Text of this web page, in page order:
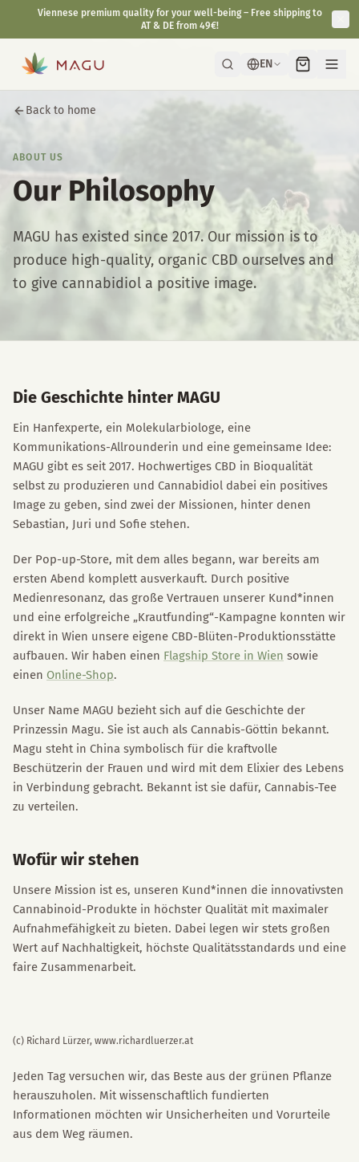
EN
Back to home
ABOUT US
Our Philosophy
MAGU has existed since 2017. Our mission is to
produce high-quality, organic CBD ourselves and
to give cannabidiol a positive image.
Die Geschichte hinter MAGU
Ein Hanfexperte, ein Molekularbiologe, eine
Kommunikations-Allrounderin und eine gemeinsame Idee:
MAGU gibt es seit 2017. Hochwertiges CBD in Bioqualität
selbst zu produzieren und Cannabidiol dabei ein positives
Image zu geben, sind zwei der Missionen, hinter denen
Sebastian, Juri und Sofie stehen.
Der Pop-up-Store, mit dem alles begann, war bereits am
ersten Abend komplett ausverkauft. Durch positive
Medienresonanz, das große Vertrauen unserer Kund*innen
und eine erfolgreiche „Krautfunding“-Kampagne konnten wir
direkt in Wien unsere eigene CBD-Blüten-Produktionsstätte
aufbauen. Wir haben einen Flagship Store in Wien sowie
einen Online-Shop.
Unser Name MAGU bezieht sich auf die Geschichte der
Prinzessin Magu. Sie ist auch als Cannabis-Göttin bekannt.
Magu steht in China symbolisch für die kraftvolle
Beschützerin der Frauen und wird mit dem Elixier des Lebens
in Verbindung gebracht. Bekannt ist sie dafür, Cannabis-Tee
zu verteilen.
Wofür wir stehen
Unsere Mission ist es, unseren Kund*innen die innovativsten
Cannabinoid-Produkte in höchster Qualität mit maximaler
Aufnahmefähigkeit zu bieten. Dabei legen wir stets großen
Wert auf Nachhaltigkeit, höchste Qualitätsstandards und eine
faire Zusammenarbeit.
(c) Richard Lürzer, www.richardluerzer.at
Jeden Tag versuchen wir, das Beste aus der grünen Pflanze
herauszuholen. Mit wissenschaftlich fundierten
Informationen möchten wir Unsicherheiten und Vorurteile
aus dem Weg räumen.
Viennese premium quality for your well-being – Free shipping to
AT & DE from 49€!